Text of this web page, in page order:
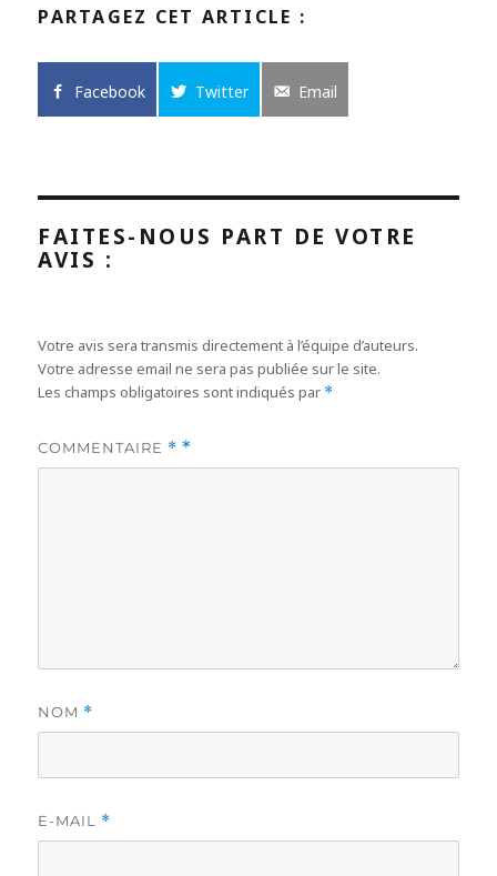
PARTAGEZ CET ARTICLE :
Facebook Twitter Email
FAITES-NOUS PART DE VOTRE
AVIS :
Votre avis sera transmis directement à l’équipe d’auteurs.
Votre adresse email ne sera pas publiée sur le site.
Les champs obligatoires sont indiqués par *
COMMENTAIRE *
NOM *
E-MAIL *